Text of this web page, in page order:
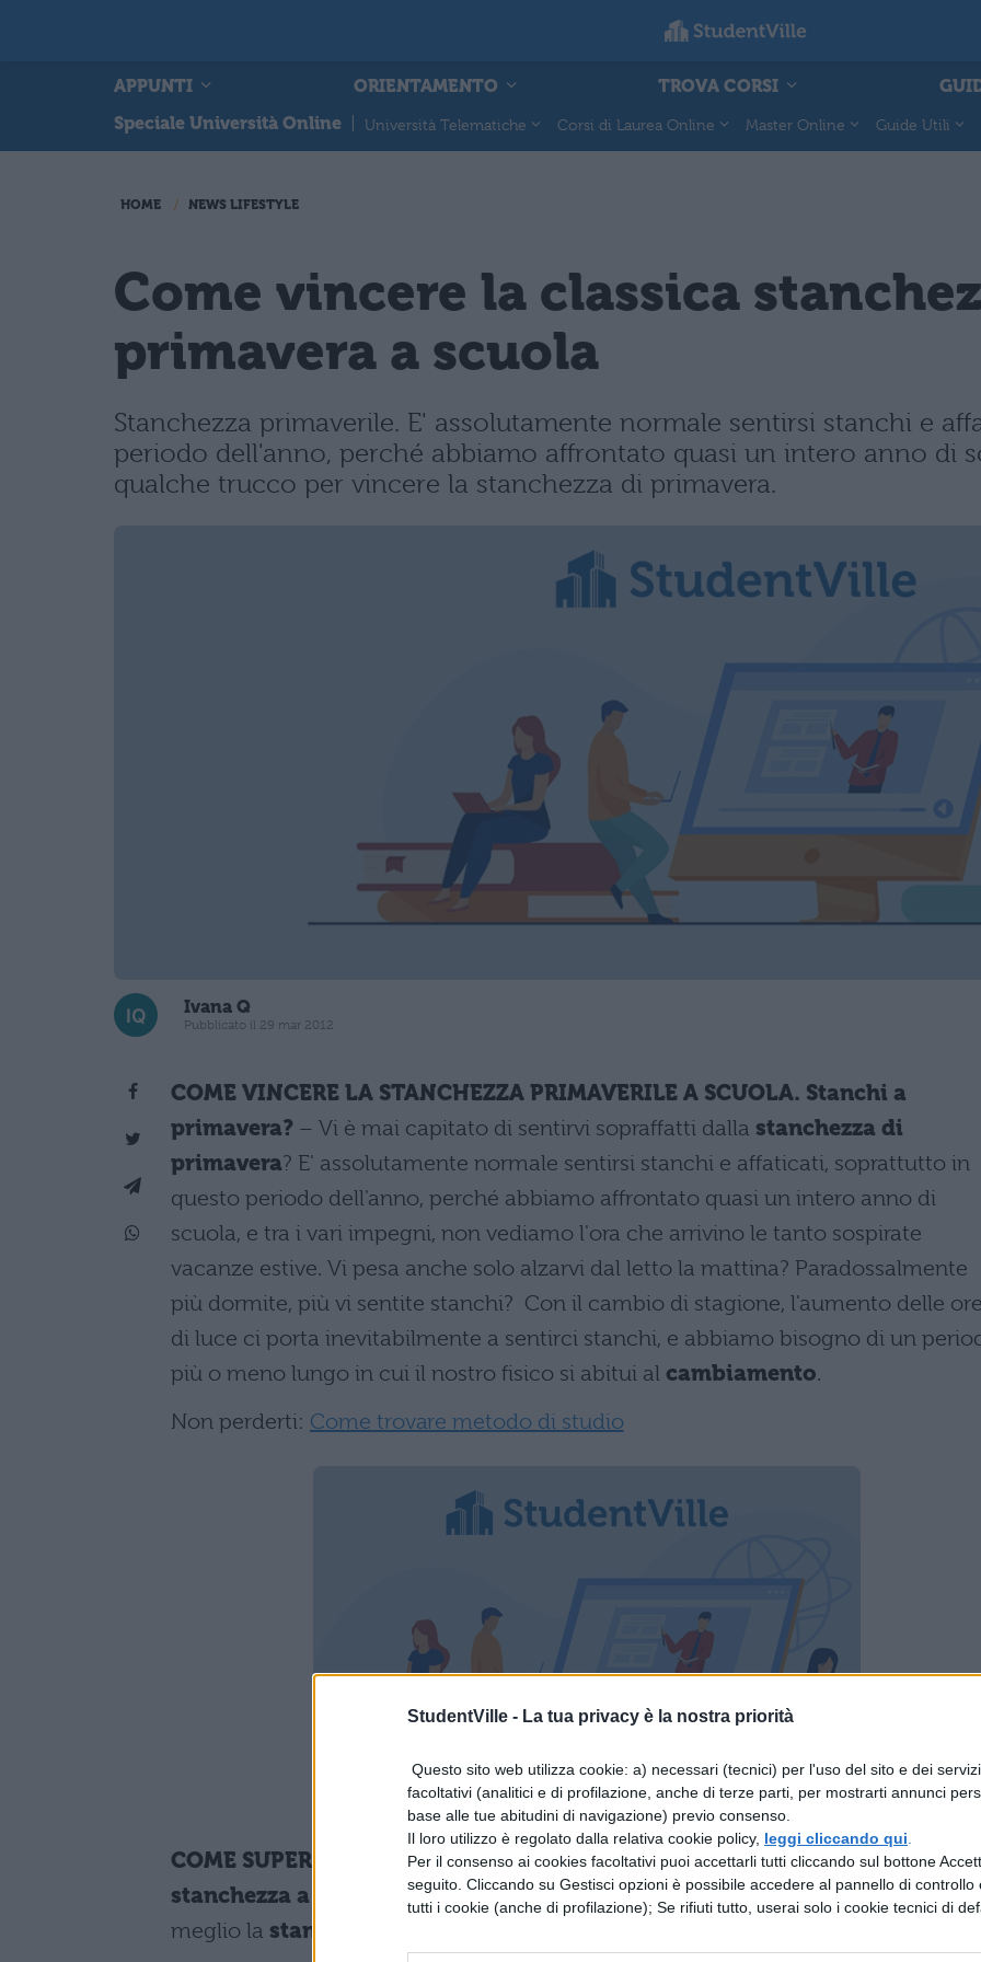
StudentVille - La tua privacy è la nostra priorità
Questo sito web utilizza cookie: a) necessari (tecnici) per l'uso del sito e dei
facoltativi (analitici e di profilazione, anche di terze parti, per mostrarti annunci
base alle tue abitudini di navigazione) previo consenso.
Il loro utilizzo è regolato dalla relativa cookie policy, leggi cliccando qui
Per il consenso ai cookies facoltativi puoi accettarli tutti cliccando sul bottone
seguito. Cliccando su Gestisci opzioni è possibile accedere al pannello di controllo
tutti i cookie (anche di profilazione); Se rifiuti tutto, userai solo i cookie tecnici di
APPUNTI ORIENTAMENTO TROVA CORSI
Speciale Università Online
Università Telematiche Corsi di Laurea Online Master Online Guide Utili
HOME NEWS LIFESTYLE
Come vincere la classica
primavera a scuola
Stanchezza primaverile. E' assolutamente normale sentirsi stanchi e
periodo dell'anno, perché abbiamo affrontato quasi un intero anno di
qualche trucco per vincere la stanchezza di primavera.
Ivana Q
Pubblicato il 29 mar 2012
COME VINCERE LA STANCHEZZA PRIMAVERILE A SCUOLA. Stanchi a
primavera? – Vi è mai capitato di sentirvi sopraffatti dalla stanchezza di
primavera? E' assolutamente normale sentirsi stanchi e affaticati, soprattutto in
questo periodo dell'anno, perché abbiamo affrontato quasi un intero anno di
scuola, e tra i vari impegni, non vediamo l'ora che arrivino le tanto sospirate
vacanze estive. Vi pesa anche solo alzarvi dal letto la mattina? Paradossalmente
più dormite, più vi sentite stanchi? Con il cambio di stagione, l'aumento delle
di luce ci porta inevitabilmente a sentirci stanchi, e abbiamo bisogno di un
più o meno lungo in cui il nostro fisico si abitui al cambiamento.
Non perderti: Come trovare metodo di studio
COME SUPERARE LA STANCHEZZA PRIMAVERILE. 8 trucchi per vincere la
stanchezza a primavera– Di seguito vi daremo alcune dritte per affrontare al
meglio la stanchezza di primavera